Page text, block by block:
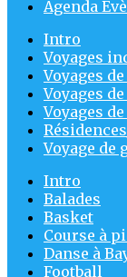
Agenda
Intro
Voyages
Voyages
Voyages
Voyages
Voyage de
Intro
Balades
Basket
Course à
Danse à
Football